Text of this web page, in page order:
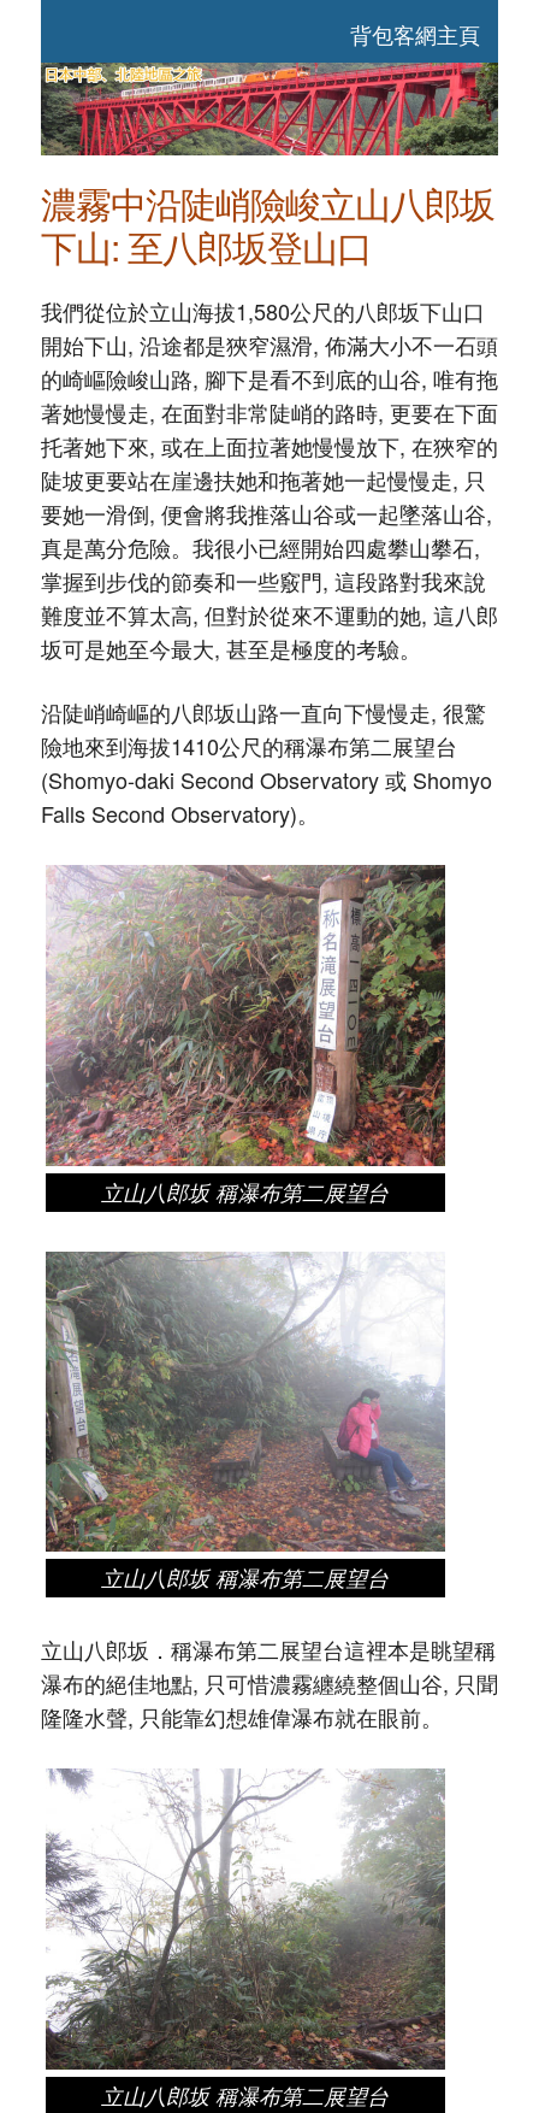
背包客網主頁
濃霧中沿陡峭險峻立山八郎坂
下山: 至八郎坂登山口
我們從位於立山海拔1,580公尺的八郎坂下山口
開始下山, 沿途都是狹窄濕滑, 佈滿大小不一石頭
的崎嶇險峻山路, 腳下是看不到底的山谷, 唯有拖
著她慢慢走, 在面對非常陡峭的路時, 更要在下面
托著她下來, 或在上面拉著她慢慢放下, 在狹窄的
陡坡更要站在崖邊扶她和拖著她一起慢慢走, 只
要她一滑倒, 便會將我推落山谷或一起墜落山谷,
真是萬分危險。我很小已經開始四處攀山攀石,
掌握到步伐的節奏和一些竅門, 這段路對我來說
難度並不算太高, 但對於從來不運動的她, 這八郎
坂可是她至今最大, 甚至是極度的考驗。
沿陡峭崎嶇的八郎坂山路一直向下慢慢走, 很驚
險地來到海拔1410公尺的稱瀑布第二展望台
(Shomyo-daki Second Observatory 或 Shomyo
Falls Second Observatory)。
立山八郎坂 稱瀑布第二展望台
立山八郎坂 稱瀑布第二展望台
立山八郎坂．稱瀑布第二展望台這裡本是眺望稱
瀑布的絕佳地點, 只可惜濃霧纏繞整個山谷, 只聞
隆隆水聲, 只能靠幻想雄偉瀑布就在眼前。
立山八郎坂 稱瀑布第二展望台